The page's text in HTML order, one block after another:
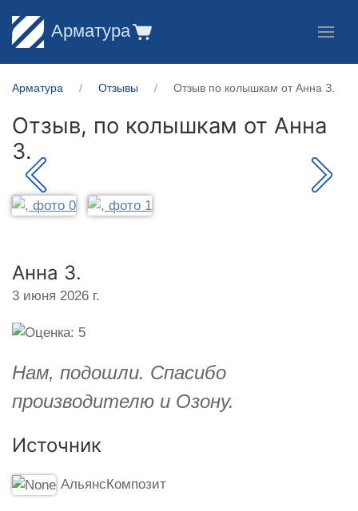
Арматура
Арматура Отзывы Отзыв по колышкам от Анна З.
Отзыв, по колышкам от Анна
З.
Анна З.
3 июня 2026 г.
Нам, подошли. Спасибо
производителю и Озону.
Источник
АльянсКомпозит